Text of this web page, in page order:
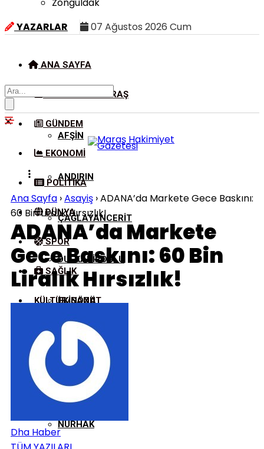
YAZARLAR
07 Ağustos 2026 Cum
ANA SAYFA
KAHRAMANMARAŞ
AFŞIN
ANDIRIN
ÇAĞLAYANCERIT
DULKADIROĞLU
EKINÖZÜ
ELBISTAN
GÖKSUN
NURHAK
GÜNDEM
EKONOMI
POLITIKA
DÜNYA
SPOR
SAĞLIK
KÜLTÜR/SANAT
Ana Sayfa ›Asayiş ›ADANA’da Markete Gece Baskını:
60 Bin Liralık Hırsızlık!
ADANA’da Markete
Gece Baskını: 60 Bin
Liralık Hırsızlık!
Dha Haber